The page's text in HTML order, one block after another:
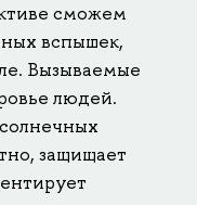
сможем
вспышек,
Вызываемые
людей.
защищает